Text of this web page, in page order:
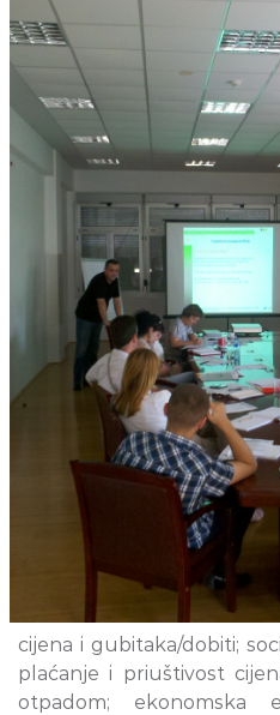
cijena i gubitaka/dobiti;
plaćanje i priuštivost
otpadom; ekonomska